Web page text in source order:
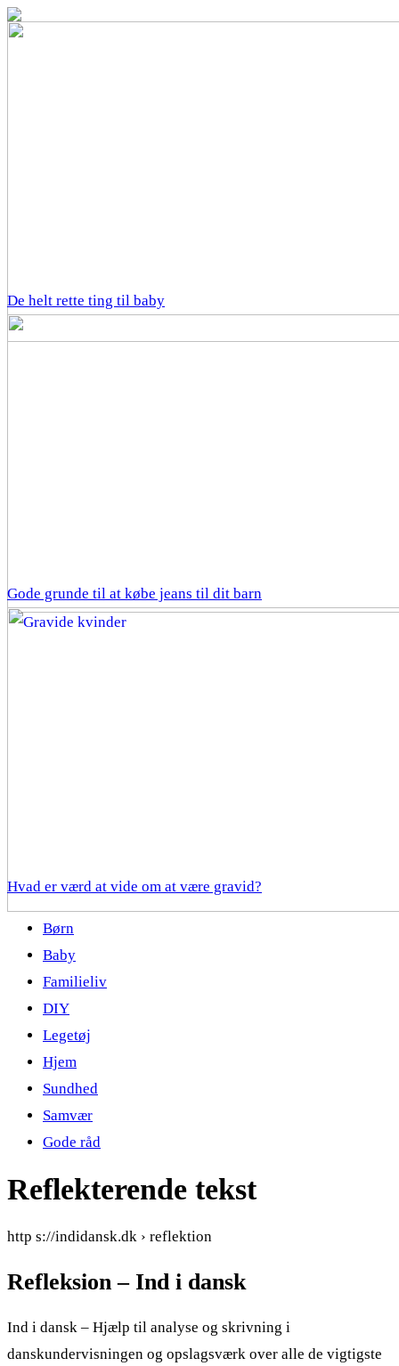
De helt rette ting til baby
Gode grunde til at købe jeans til dit barn
Hvad er værd at vide om at være gravid?
Børn
Baby
Familieliv
DIY
Legetøj
Hjem
Sundhed
Samvær
Gode råd
Reflekterende tekst
http s://indidansk.dk › reflektion
Refleksion – Ind i dansk
Ind i dansk – Hjælp til analyse og skrivning i
danskundervisningen og opslagsværk over alle de vigtigste